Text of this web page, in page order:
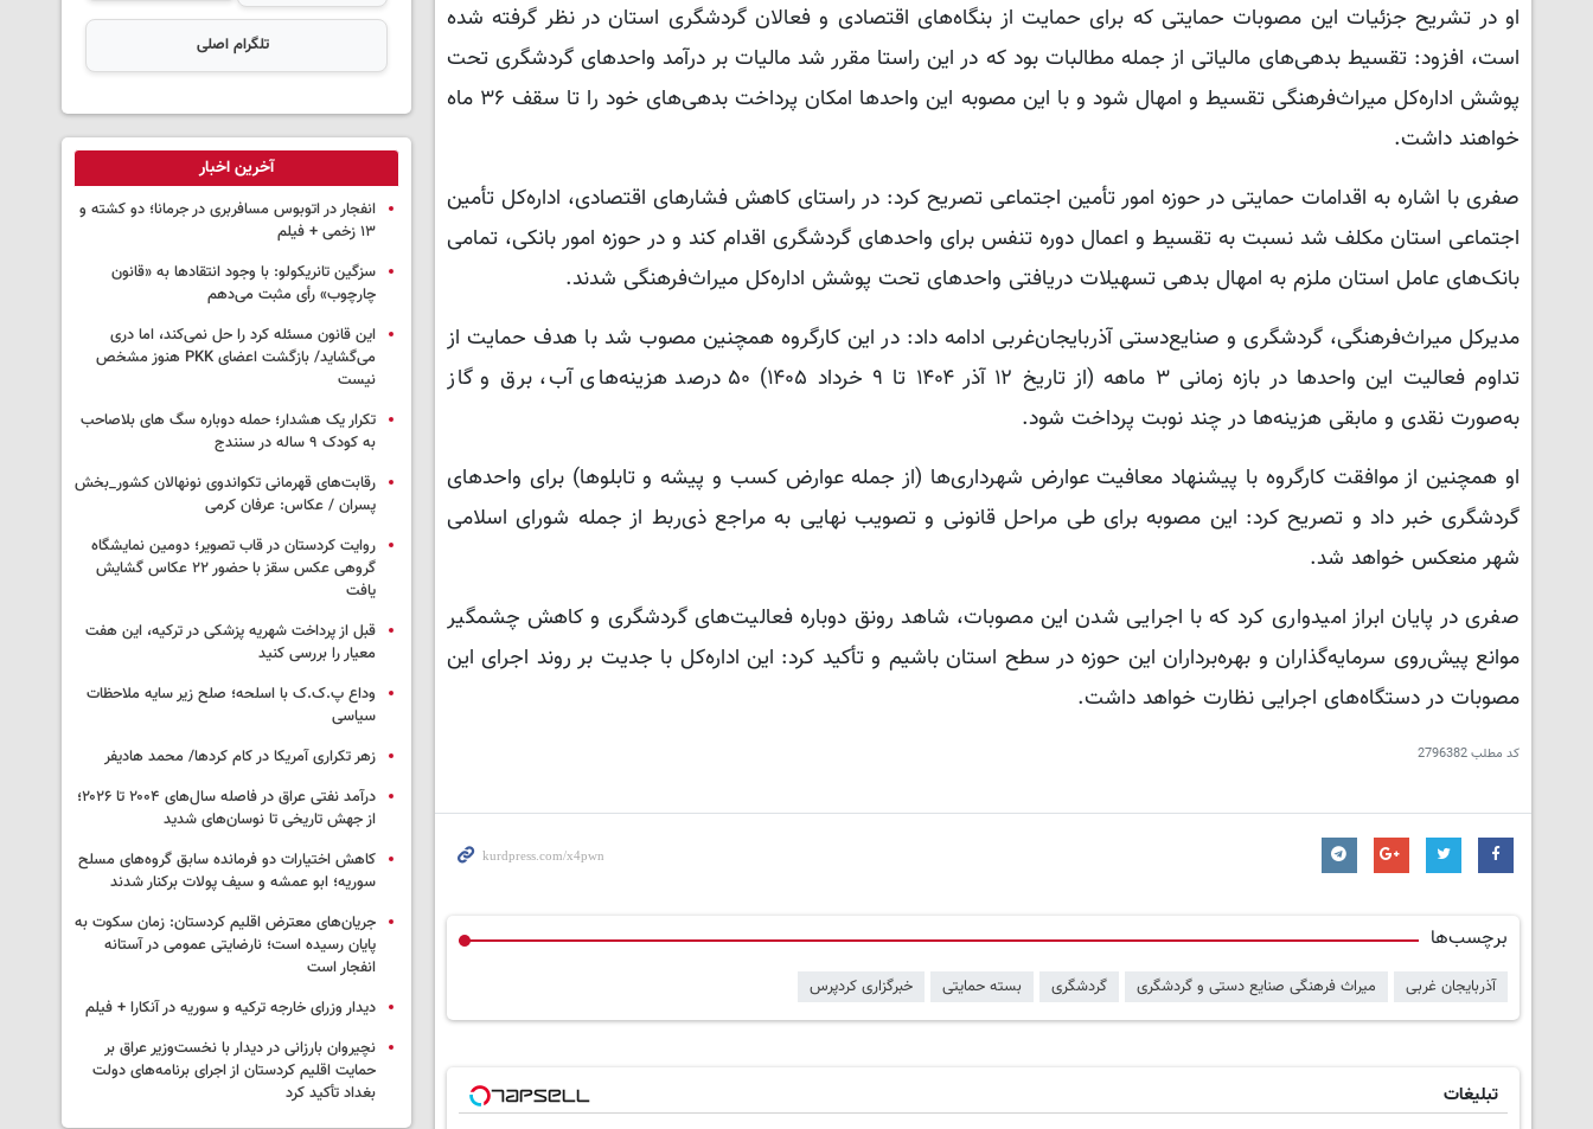
او در تشریح جزئیات این مصوبات حمایتی که برای حمایت از بنگاه‌های اقتصادی و فعالان گردشگری استان در نظر گرفته شده
است، افزود: تقسیط بدهی‌های مالیاتی از جمله مطالبات بود که در این راستا مقرر شد مالیات بر درآمد واحدهای گردشگری تحت
پوشش اداره‌کل میراث‌فرهنگی تقسیط و امهال شود و با این مصوبه این واحدها امکان پرداخت بدهی‌های خود را تا سقف ۳۶ ماه
خواهند داشت.
صفری با اشاره به اقدامات حمایتی در حوزه امور تأمین اجتماعی تصریح کرد: در راستای کاهش فشارهای اقتصادی، اداره‌کل تأمین
اجتماعی استان مکلف شد نسبت به تقسیط و اعمال دوره تنفس برای واحدهای گردشگری اقدام کند و در حوزه امور بانکی، تمامی
بانک‌های عامل استان ملزم به امهال بدهی تسهیلات دریافتی واحدهای تحت پوشش اداره‌کل میراث‌فرهنگی شدند.
مدیرکل میراث‌فرهنگی، گردشگری و صنایع‌دستی آذربایجان‌غربی ادامه داد: در این کارگروه همچنین مصوب شد با هدف حمایت از
تداوم فعالیت این واحدها در بازه زمانی ۳ ماهه (از تاریخ ۱۲ آذر ۱۴۰۴ تا ۹ خرداد ۱۴۰۵) ۵۰ درصد هزینه‌های آب، برق و گاز
به‌صورت نقدی و مابقی هزینه‌ها در چند نوبت پرداخت شود.
او همچنین از موافقت کارگروه با پیشنهاد معافیت عوارض شهرداری‌ها (از جمله عوارض کسب و پیشه و تابلوها) برای واحدهای
گردشگری خبر داد و تصریح کرد: این مصوبه برای طی مراحل قانونی و تصویب نهایی به مراجع ذی‌ربط از جمله شورای اسلامی
شهر منعکس خواهد شد.
صفری در پایان ابراز امیدواری کرد که با اجرایی شدن این مصوبات، شاهد رونق دوباره فعالیت‌های گردشگری و کاهش چشمگیر
موانع پیش‌روی سرمایه‌گذاران و بهره‌برداران این حوزه در سطح استان باشیم و تأکید کرد: این اداره‌کل با جدیت بر روند اجرای این
مصوبات در دستگاه‌های اجرایی نظارت خواهد داشت.
کد مطلب2796382
برچسب‌ها
آذربایجان غربی میراث فرهنگی صنایع دستی و گردشگری گردشگری بسته حمایتی خبرگزاری کردپرس
تبلیغات
تلگرام اصلی
آخرین اخبار
انفجار در اتوبوس مسافربری در جرمانا؛ دو کشته و
۱۳ زخمی + فیلم
سزگین تانریکولو: با وجود انتقادها به «قانون
چارچوب» رأی مثبت می‌دهم
این قانون مسئله کرد را حل نمی‌کند، اما دری
می‌گشاید/ بازگشت اعضای PKK هنوز مشخص
نیست
تکرار یک هشدار؛ حمله دوباره سگ های بلاصاحب
به کودک ۹ ساله در سنندج
رقابت‌های قهرمانی تکواندوی نونهالان کشور_بخش
پسران / عکاس: عرفان کرمی
روایت کردستان در قاب تصویر؛ دومین نمایشگاه
گروهی عکس سقز با حضور ۲۲ عکاس گشایش
یافت
قبل از پرداخت شهریه پزشکی در ترکیه، این هفت
معیار را بررسی کنید
وداع پ.ک.ک با اسلحه؛ صلح زیر سایه ملاحظات
سیاسی
زهر تکراری آمریکا در کام کردها/ محمد هادیفر
درآمد نفتی عراق در فاصله سال‌های ۲۰۰۴ تا ۲۰۲۶؛
از جهش تاریخی تا نوسان‌های شدید
کاهش اختیارات دو فرمانده سابق گروه‌های مسلح
سوریه؛ ابو عمشه و سیف پولات برکنار شدند
جریان‌های معترض اقلیم کردستان: زمان سکوت به
پایان رسیده است؛ نارضایتی عمومی در آستانه
انفجار است
دیدار وزرای خارجه ترکیه و سوریه در آنکارا + فیلم
نچیروان بارزانی در دیدار با نخست‌وزیر عراق بر
حمایت اقلیم کردستان از اجرای برنامه‌های دولت
بغداد تأکید کرد